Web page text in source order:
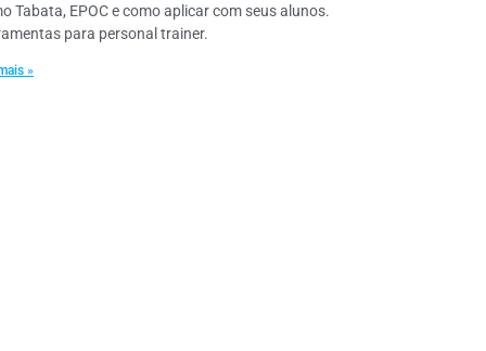
Tabata, EPOC e como aplicar com seus alunos.
para personal trainer.
»